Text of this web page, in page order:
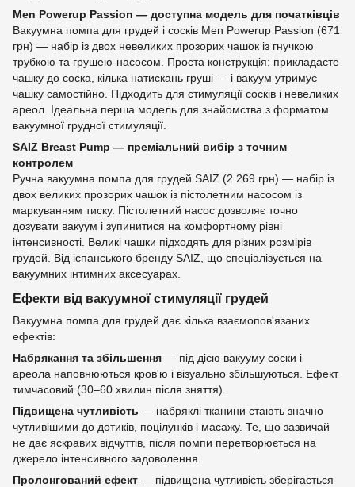
Men Powerup Passion — доступна модель для початківців
Вакуумна помпа для грудей і сосків Men Powerup Passion (671
грн) — набір із двох невеликих прозорих чашок із гнучкою
трубкою та грушею-насосом. Проста конструкція: прикладаєте
чашку до соска, кілька натискань груші — і вакуум утримує
чашку самостійно. Підходить для стимуляції сосків і невеликих
ареол. Ідеальна перша модель для знайомства з форматом
вакуумної грудної стимуляції.
SAIZ Breast Pump — преміальний вибір з точним
контролем
Ручна вакуумна помпа для грудей SAIZ (2 269 грн) — набір із
двох великих прозорих чашок із пістолетним насосом із
маркуванням тиску. Пістолетний насос дозволяє точно
дозувати вакуум і зупинитися на комфортному рівні
інтенсивності. Великі чашки підходять для різних розмірів
грудей. Від іспанського бренду SAIZ, що спеціалізується на
вакуумних інтимних аксесуарах.
Ефекти від вакуумної стимуляції грудей
Вакуумна помпа для грудей дає кілька взаємопов'язаних
ефектів:
Набрякання та збільшення — під дією вакууму соски і
ареола наповнюються кров'ю і візуально збільшуються. Ефект
тимчасовий (30–60 хвилин після зняття).
Підвищена чутливість — набряклі тканини стають значно
чутливішими до дотиків, поцілунків і масажу. Те, що зазвичай
не дає яскравих відчуттів, після помпи перетворюється на
джерело інтенсивного задоволення.
Пролонгований ефект — підвищена чутливість зберігається